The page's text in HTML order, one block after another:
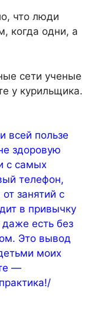
что люди
когда одни, а
сети ученые
у курильщика.
всей пользе
здоровую
с самых
телефон,
занятий с
в привычку
есть без
Это вывод
моих
—